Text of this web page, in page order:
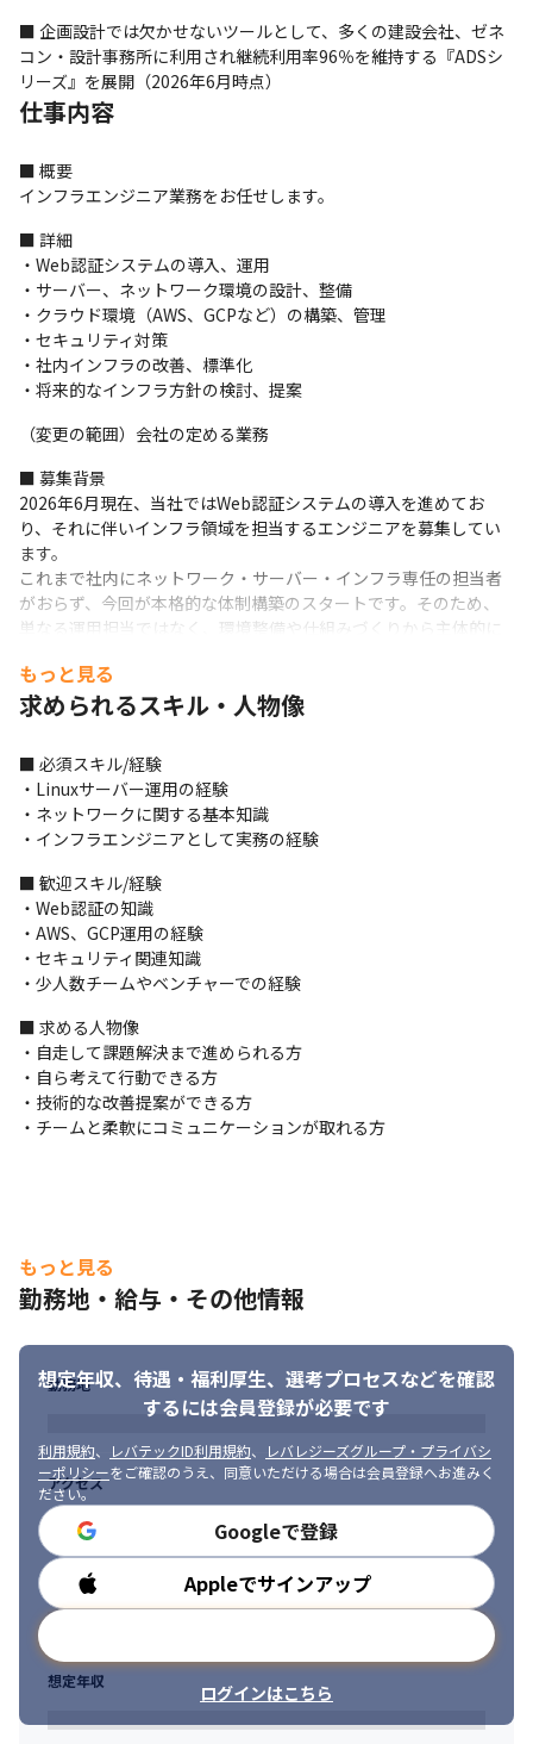
■ 企画設計では欠かせないツールとして、多くの建設会社、ゼネ
コン・設計事務所に利用され継続利用率96％を維持する『ADSシ
リーズ』を展開（2026年6月時点）
仕事内容
■ 概要
インフラエンジニア業務をお任せします。
■ 詳細
・Web認証システムの導入、運用
・サーバー、ネットワーク環境の設計、整備
・クラウド環境（AWS、GCPなど）の構築、管理
・セキュリティ対策
・社内インフラの改善、標準化
・将来的なインフラ方針の検討、提案
（変更の範囲）会社の定める業務
■ 募集背景
2026年6月現在、当社ではWeb認証システムの導入を進めてお
り、それに伴いインフラ領域を担当するエンジニアを募集してい
ます。
これまで社内にネットワーク・サーバー・インフラ専任の担当者
がおらず、今回が本格的な体制構築のスタートです。そのため、
単なる運用担当ではなく、環境整備や仕組みづくりから主体的に
もっと見る
求められるスキル・人物像
■ 必須スキル/経験
・Linuxサーバー運用の経験
・ネットワークに関する基本知識
・インフラエンジニアとして実務の経験
■ 歓迎スキル/経験
・Web認証の知識
・AWS、GCP運用の経験
・セキュリティ関連知識
・少人数チームやベンチャーでの経験
■ 求める人物像
・自走して課題解決まで進められる方
・自ら考えて行動できる方
・技術的な改善提案ができる方
・チームと柔軟にコミュニケーションが取れる方
もっと見る
勤務地・給与・その他情報
想定年収、待遇・福利厚生、 選考プロセスなどを確認
するには会員登録が必要です
利用規約、 レバテックID利用規約、
レバレジーズグループ・プライバシ
ーポリシーをご確認のうえ、同意いただける場合は会員登録へお進みく
ださい。
Googleで登録
Appleでサインアップ
ログインはこちら
勤務地
アクセス
勤務時間
想定年収